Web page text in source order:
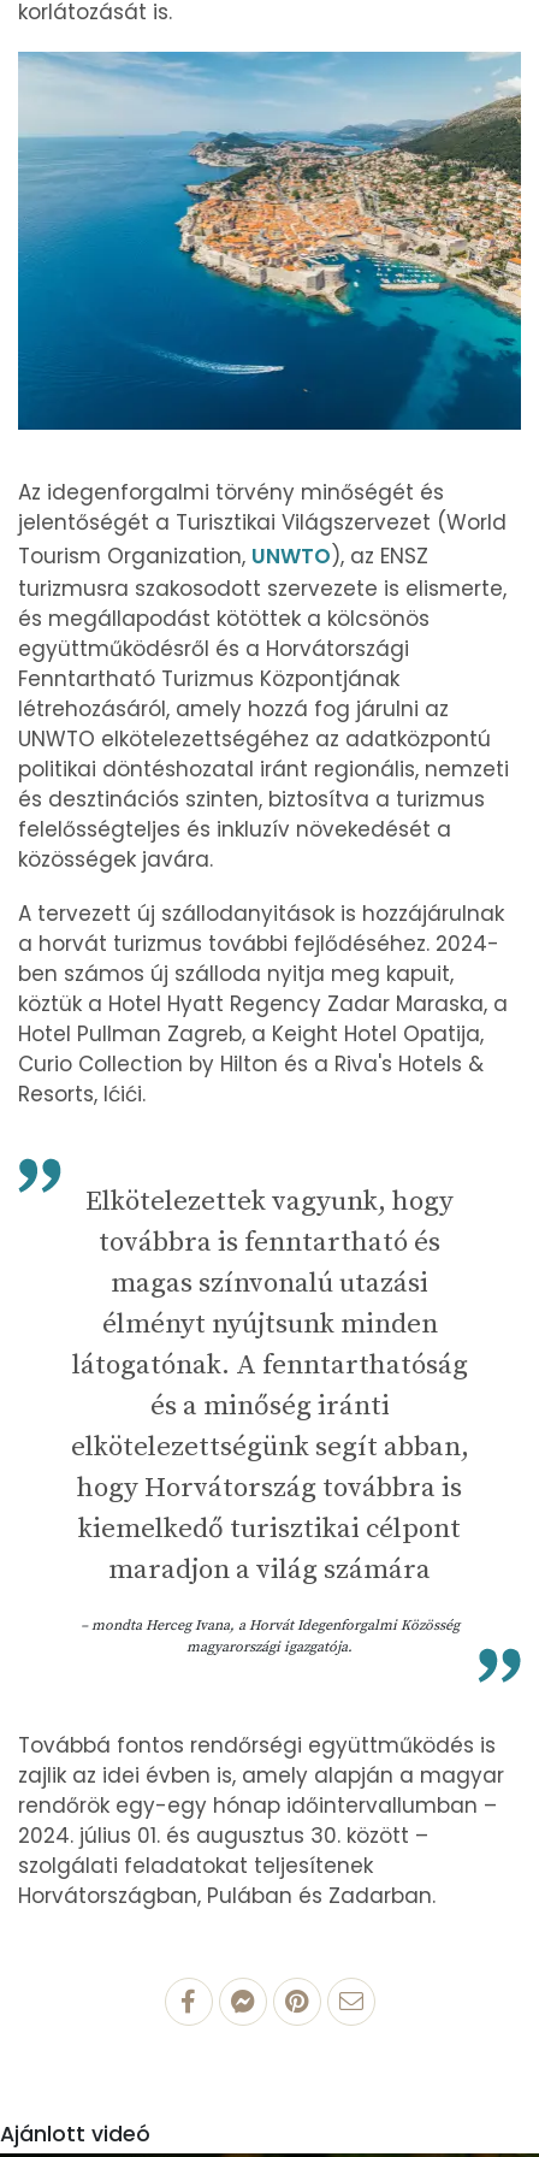
korlátozását is.
Az idegenforgalmi törvény minőségét és
jelentőségét a Turisztikai Világszervezet (World
Tourism Organization, UNWTO), az ENSZ
turizmusra szakosodott szervezete is elismerte,
és megállapodást kötöttek a kölcsönös
együttműködésről és a Horvátországi
Fenntartható Turizmus Központjának
létrehozásáról, amely hozzá fog járulni az
UNWTO elkötelezettségéhez az adatközpontú
politikai döntéshozatal iránt regionális, nemzeti
és desztinációs szinten, biztosítva a turizmus
felelősségteljes és inkluzív növekedését a
közösségek javára.
A tervezett új szállodanyitások is hozzájárulnak
a horvát turizmus további fejlődéséhez. 2024-
ben számos új szálloda nyitja meg kapuit,
köztük a Hotel Hyatt Regency Zadar Maraska, a
Hotel Pullman Zagreb, a Keight Hotel Opatija,
Curio Collection by Hilton és a Riva's Hotels &
Resorts, Ićići.
Elkötelezettek vagyunk, hogy
továbbra is fenntartható és
magas színvonalú utazási
élményt nyújtsunk minden
látogatónak. A fenntarthatóság
és a minőség iránti
elkötelezettségünk segít abban,
hogy Horvátország továbbra is
kiemelkedő turisztikai célpont
maradjon a világ számára
– mondta Herceg Ivana, a Horvát Idegenforgalmi Közösség
magyarországi igazgatója.
Továbbá fontos rendőrségi együttműködés is
zajlik az idei évben is, amely alapján a magyar
rendőrök egy-egy hónap időintervallumban –
2024. július 01. és augusztus 30. között –
szolgálati feladatokat teljesítenek
Horvátországban, Pulában és Zadarban.
Ajánlott videó